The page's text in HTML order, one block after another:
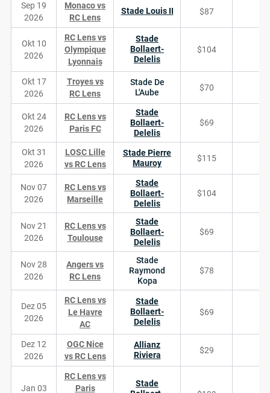
Sep 19
2026
Monaco vs
RC Lens
Stade Louis II $87
Okt 10
2026
RC Lens vs
Olympique
Lyonnais
Stade
Bollaert-
Delelis
$104
Okt 17
2026
Troyes vs
RC Lens
Stade De
L'Aube
$70
Okt 24
2026
RC Lens vs
Paris FC
Stade
Bollaert-
Delelis
$69
Okt 31
2026
LOSC Lille
vs RC Lens
Stade Pierre
Mauroy
$115
Nov 07
2026
RC Lens vs
Marseille
Stade
Bollaert-
Delelis
$104
Nov 21
2026
RC Lens vs
Toulouse
Stade
Bollaert-
Delelis
$69
Nov 28
2026
Angers vs
RC Lens
Stade
Raymond
Kopa
$78
Dez 05
2026
RC Lens vs
Le Havre
AC
Stade
Bollaert-
Delelis
$69
Dez 12
2026
OGC Nice
vs RC Lens
Allianz
Riviera
$29
Jan 03
RC Lens vs
Paris
Stade